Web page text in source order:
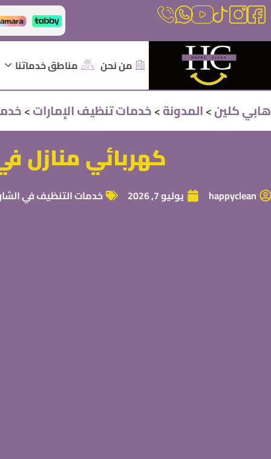
من نحن مناطق خدماتنا
هابي كلين>المدونة>خدمات تنظيف الإمارات>
كهربائي منازل في الشارقة
happyclean يوليو 7, 2026 خدمات التنظيف في